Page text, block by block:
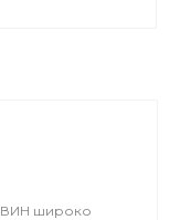
ВИН широко